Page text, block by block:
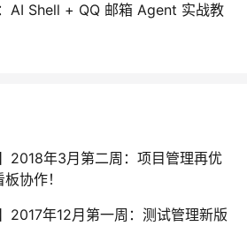
AI Shell + QQ 邮箱 Agent 实战教
2018年3月第二周：项目管理再优
协作！
2017年12月第一周：测试管理新版